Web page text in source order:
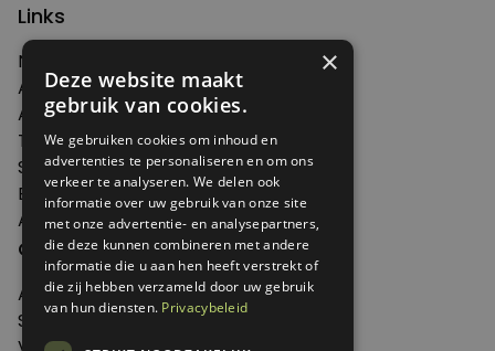
Links
Nieuws
Artikelen
Agenda
Thema's
Shop
Edities
Abonneren
Over Genoeg
Adverteren
Samenwerken
×
Deze website maakt
gebruik van cookies.
We gebruiken cookies om inhoud en
advertenties te personaliseren en om ons
verkeer te analyseren. We delen ook
informatie over uw gebruik van onze site
met onze advertentie- en analysepartners,
die deze kunnen combineren met andere
informatie die u aan hen heeft verstrekt of
die zij hebben verzameld door uw gebruik
van hun diensten. Privacybeleid